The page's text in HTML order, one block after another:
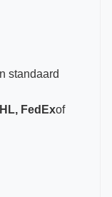
FDA
standaard
FedExof